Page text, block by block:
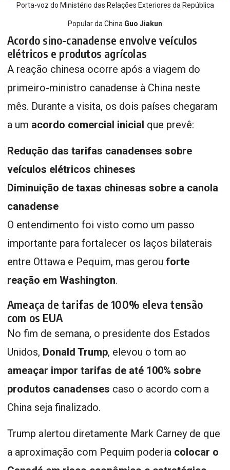
Porta-voz do Ministério das Relações Exteriores da República
Popular da China Guo Jiakun
Acordo sino-canadense envolve veículos
elétricos e produtos agrícolas
A reação chinesa ocorre após a viagem do
primeiro-ministro canadense à China neste
mês. Durante a visita, os dois países chegaram
a um acordo comercial inicial que prevê:
Redução das tarifas canadenses sobre
veículos elétricos chineses
Diminuição de taxas chinesas sobre a canola
canadense
O entendimento foi visto como um passo
importante para fortalecer os laços bilaterais
entre Ottawa e Pequim, mas gerou forte
reação em Washington.
Ameaça de tarifas de 100% eleva tensão
com os EUA
No fim de semana, o presidente dos Estados
Unidos, Donald Trump, elevou o tom ao
ameaçar impor tarifas de até 100% sobre
produtos canadenses caso o acordo com a
China seja finalizado.
Trump alertou diretamente Mark Carney de que
a aproximação com Pequim poderia colocar o